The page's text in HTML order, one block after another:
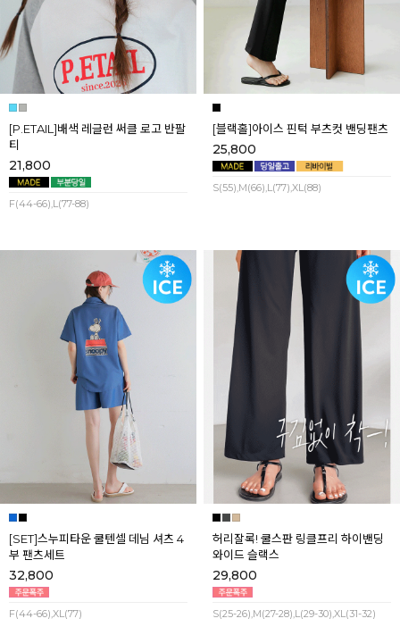
[P.ETAIL]배색 레글런 써클 로고 반팔
티
21,800
F(44-66),L(77-88)
[블랙홀]아이스 핀턱 부츠컷 밴딩팬츠
25,800
S(55),M(66),L(77),XL(88)
[SET]스누피타운 쿨텐셀 데님 셔츠 4
부 팬츠세트
32,800
F(44-66),XL(77)
허리잘록! 쿨스판 링클프리 하이밴딩
와이드 슬랙스
29,800
S(25-26),M(27-28),L(29-30),XL(31-32)